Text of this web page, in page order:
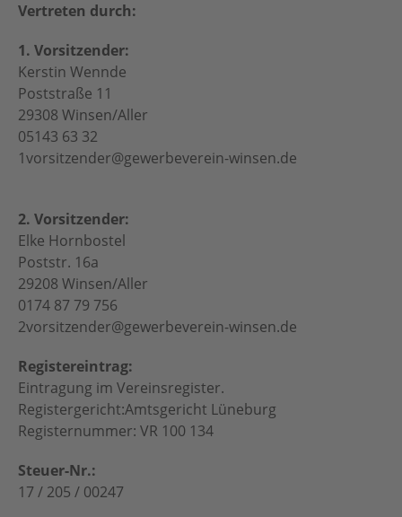
Vertreten durch:
1. Vorsitzender:
Kerstin Wennde
Poststraße 11
29308 Winsen/Aller
05143 63 32
1vorsitzender@gewerbeverein-winsen.de
2. Vorsitzender:
Elke Hornbostel
Poststr. 16a
29208 Winsen/Aller
0174 87 79 756
2vorsitzender@gewerbeverein-winsen.de
Registereintrag:
Eintragung im Vereinsregister.
Registergericht:Amtsgericht Lüneburg
Registernummer: VR 100 134
Steuer-Nr.:
17 / 205 / 00247